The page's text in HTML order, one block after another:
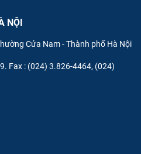
NỘI
Cửa Nam - Thành phố Hà Nội
Fax : (024) 3.826-4464, (024)